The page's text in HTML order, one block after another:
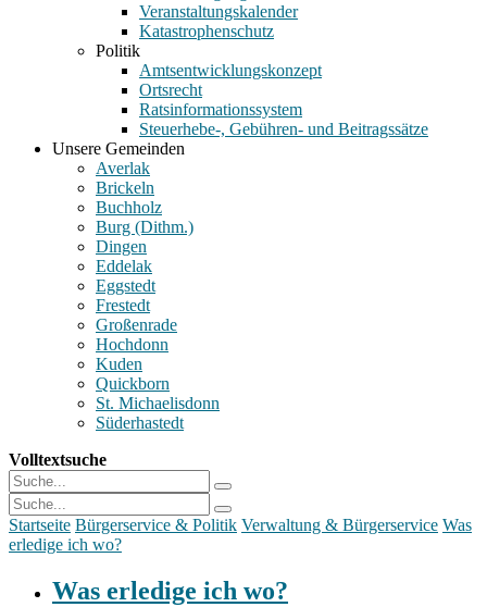
Veranstaltungskalender
Katastrophenschutz
Politik
Amtsentwicklungskonzept
Ortsrecht
Ratsinformationssystem
Steuerhebe-, Gebühren- und Beitragssätze
Unsere Gemeinden
Averlak
Brickeln
Buchholz
Burg (Dithm.)
Dingen
Eddelak
Eggstedt
Frestedt
Großenrade
Hochdonn
Kuden
Quickborn
St. Michaelisdonn
Süderhastedt
Volltextsuche
Startseite Bürgerservice & Politik Verwaltung & Bürgerservice Was
erledige ich wo?
Was erledige ich wo?